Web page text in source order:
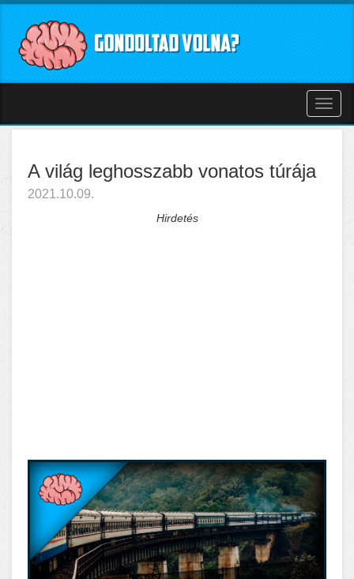
A világ leghosszabb vonatos túrája
2021.10.09.
Hirdetés